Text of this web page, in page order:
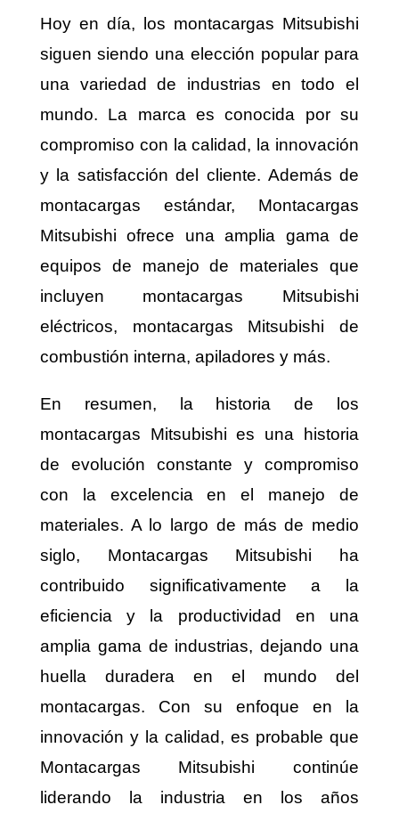
Hoy en día, los montacargas Mitsubishi
siguen siendo una elección popular para
una variedad de industrias en todo el
mundo. La marca es conocida por su
compromiso con la calidad, la innovación
y la satisfacción del cliente. Además de
montacargas estándar, Montacargas
Mitsubishi ofrece una amplia gama de
equipos de manejo de materiales que
incluyen montacargas Mitsubishi
eléctricos, montacargas Mitsubishi de
combustión interna, apiladores y más.
En resumen, la historia de los
montacargas Mitsubishi es una historia
de evolución constante y compromiso
con la excelencia en el manejo de
materiales. A lo largo de más de medio
siglo, Montacargas Mitsubishi ha
contribuido significativamente a la
eficiencia y la productividad en una
amplia gama de industrias, dejando una
huella duradera en el mundo del
montacargas. Con su enfoque en la
innovación y la calidad, es probable que
Montacargas Mitsubishi continúe
liderando la industria en los años